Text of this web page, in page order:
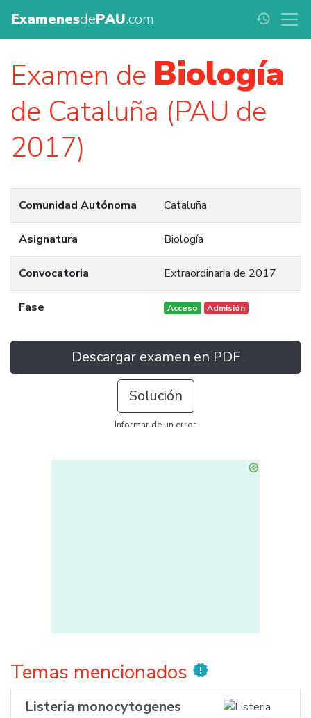
ExamenesdePAU.com history
Examen de Biología
de Cataluña (PAU de
2017)
Comunidad Autónoma Cataluña
Asignatura Biología
Convocatoria Extraordinaria de 2017
Fase Acceso Admisión
Descargar examen en PDF
Solución
Informar de un error
Temas mencionados new_releases
Listeria monocytogenes